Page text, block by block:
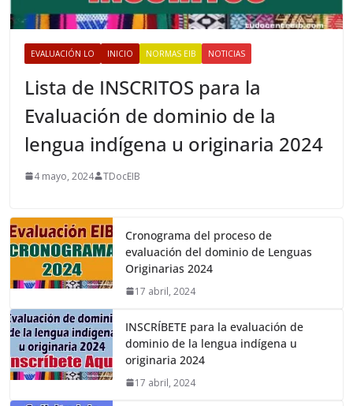
EVALUACIÓN LO INICIO NORMAS EIB NOTICIAS
Lista de INSCRITOS para la
Evaluación de dominio de la
lengua indígena u originaria 2024
4 mayo, 2024 TDocEIB
Cronograma del proceso de
evaluación del dominio de Lenguas
Originarias 2024
17 abril, 2024
INSCRÍBETE para la evaluación de
dominio de la lengua indígena u
originaria 2024
17 abril, 2024